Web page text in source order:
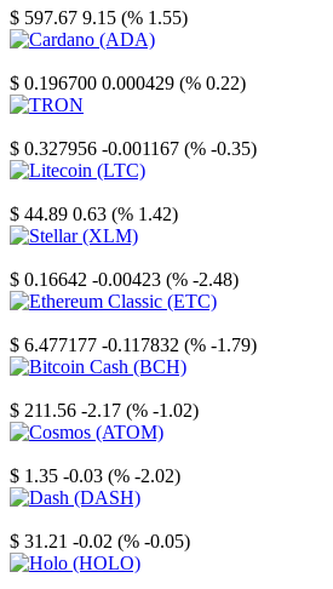
$ 597.67 9.15 (% 1.55)
$ 0.196700 0.000429 (% 0.22)
$ 0.327956 -0.001167 (% -0.35)
$ 44.89 0.63 (% 1.42)
$ 0.16642 -0.00423 (% -2.48)
$ 6.477177 -0.117832 (% -1.79)
$ 211.56 -2.17 (% -1.02)
$ 1.35 -0.03 (% -2.02)
$ 31.21 -0.02 (% -0.05)